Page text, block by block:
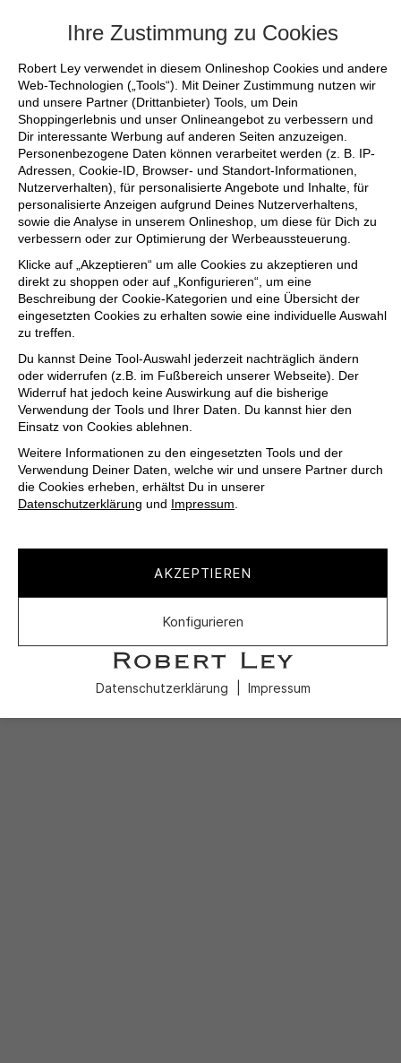
Ihre Zustimmung zu Cookies
Robert Ley verwendet in diesem Onlineshop Cookies und andere
Web-Technologien („Tools“). Mit Deiner Zustimmung nutzen wir
und unsere Partner (Drittanbieter) Tools, um Dein
Shoppingerlebnis und unser Onlineangebot zu verbessern und
Dir interessante Werbung auf anderen Seiten anzuzeigen.
Personenbezogene Daten können verarbeitet werden (z. B. IP-
Adressen, Cookie-ID, Browser- und Standort-Informationen,
Nutzerverhalten), für personalisierte Angebote und Inhalte, für
personalisierte Anzeigen aufgrund Deines Nutzerverhaltens,
sowie die Analyse in unserem Onlineshop, um diese für Dich zu
verbessern oder zur Optimierung der Werbeaussteuerung.
Klicke auf „Akzeptieren“ um alle Cookies zu akzeptieren und
direkt zu shoppen oder auf „Konfigurieren“, um eine
Beschreibung der Cookie-Kategorien und eine Übersicht der
eingesetzten Cookies zu erhalten sowie eine individuelle Auswahl
zu treffen.
Du kannst Deine Tool-Auswahl jederzeit nachträglich ändern
oder widerrufen (z.B. im Fußbereich unserer Webseite). Der
Widerruf hat jedoch keine Auswirkung auf die bisherige
Verwendung der Tools und Ihrer Daten. Du kannst hier den
Einsatz von Cookies ablehnen.
Weitere Informationen zu den eingesetzten Tools und der
Verwendung Deiner Daten, welche wir und unsere Partner durch
die Cookies erheben, erhältst Du in unserer
Datenschutzerklärung und Impressum.
AKZEPTIEREN
Konfigurieren
Datenschutzerklärung Impressum